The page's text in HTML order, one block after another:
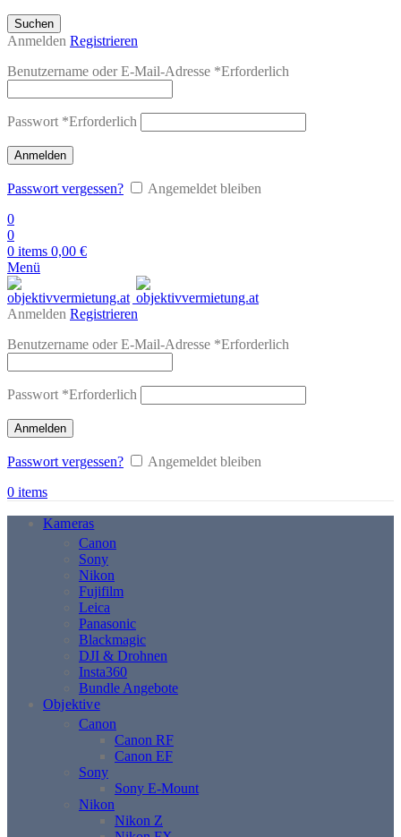
Suchen
Anmelden Registrieren
Benutzername oder E-Mail-Adresse *Erforderlich
Passwort *Erforderlich
Anmelden
Passwort vergessen?
Angemeldet bleiben
0
0
0 items 0,00 €
Menü
Anmelden Registrieren
Benutzername oder E-Mail-Adresse *Erforderlich
Passwort *Erforderlich
Anmelden
Passwort vergessen?
Angemeldet bleiben
0 items
Kameras
Canon
Sony
Nikon
Fujifilm
Leica
Panasonic
Blackmagic
DJI & Drohnen
Insta360
Bundle Angebote
Objektive
Canon
Canon RF
Canon EF
Sony
Sony E-Mount
Nikon
Nikon Z